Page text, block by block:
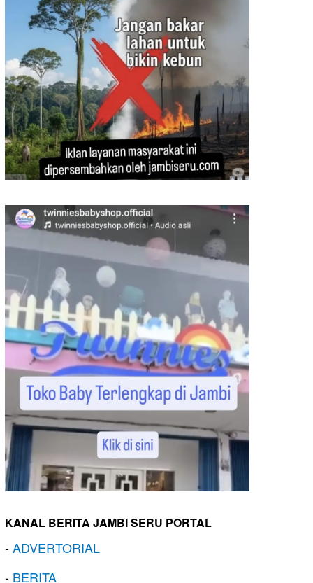
KANAL BERITA JAMBI SERU PORTAL
-ADVERTORIAL
- BERITA